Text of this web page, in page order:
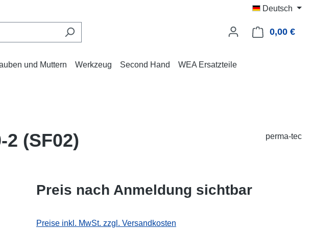
Deutsch
0,00 €
und Muttern Werkzeug Second Hand WEA Ersatzteile
(SF02) perma-tec
Preis nach Anmeldung sichtbar
Preise inkl. MwSt. zzgl. Versandkosten